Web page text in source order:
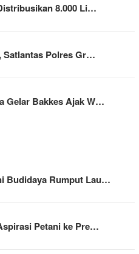
8.000 Li…
Satlantas Polres Gr…
Gelar Bakkes Ajak W…
Budidaya Rumput Lau…
Petani ke Pre…